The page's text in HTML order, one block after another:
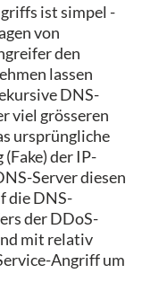
ist simpel -
von
den
lassen
DNS-
viel grösseren
ursprüngliche
der IP-
Server diesen
die DNS-
der DDoS-
mit relativ
Angriff um